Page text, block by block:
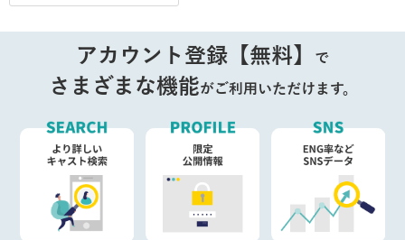
アカウント登録【無料】 で
さまざまな機能がご利用いただけます。